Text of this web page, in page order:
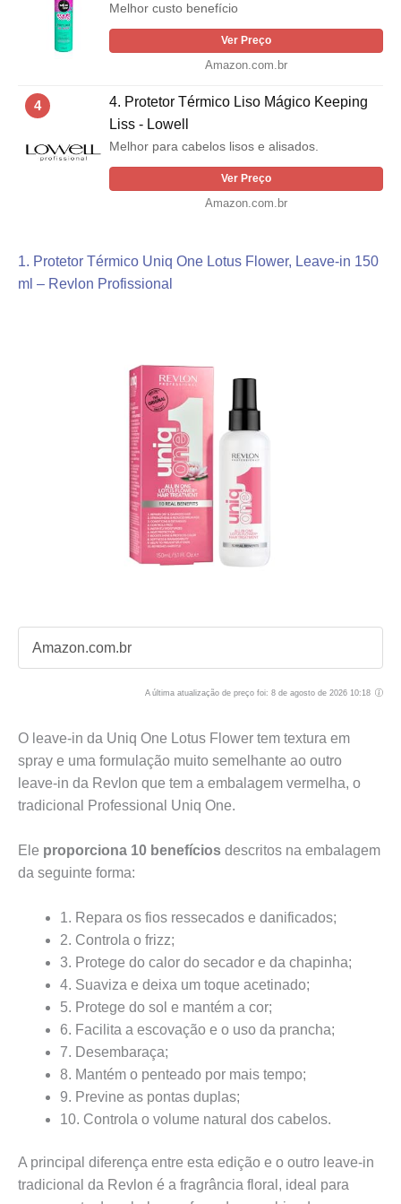
Melhor custo benefício
Ver Preço
Amazon.com.br
4
4. Protetor Térmico Liso Mágico Keeping
Liss - Lowell
Melhor para cabelos lisos e alisados.
Ver Preço
Amazon.com.br
1. Protetor Térmico Uniq One Lotus Flower, Leave-in 150
ml – Revlon Profissional
Amazon.com.br
A última atualização de preço foi: 8 de agosto de 2026 10:18
O leave-in da Uniq One Lotus Flower tem textura em
spray e uma formulação muito semelhante ao outro
leave-in da Revlon que tem a embalagem vermelha, o
tradicional Professional Uniq One.
Ele proporciona 10 benefícios descritos na embalagem
da seguinte forma:
1. Repara os fios ressecados e danificados;
2. Controla o frizz;
3. Protege do calor do secador e da chapinha;
4. Suaviza e deixa um toque acetinado;
5. Protege do sol e mantém a cor;
6. Facilita a escovação e o uso da prancha;
7. Desembaraça;
8. Mantém o penteado por mais tempo;
9. Previne as pontas duplas;
10. Controla o volume natural dos cabelos.
A principal diferença entre esta edição e o outro leave-in
tradicional da Revlon é a fragrância floral, ideal para